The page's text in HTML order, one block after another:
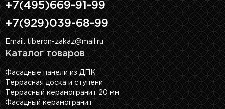
+7(495)669-91-99
+7(929)039-68-99
Email: tiberon-zakaz@mail.ru
Каталог товаров
Фасадные панели из ДПК
Террасная доска и ступени
Террасный керамогранит 20 мм
Фасадный керамогранит